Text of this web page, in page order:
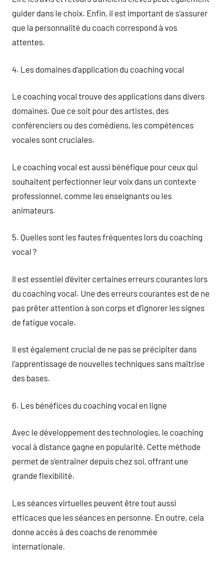
guider dans le choix. Enfin, il est important de s’assurer
que la personnalité du coach correspond à vos
attentes.
4. Les domaines d’application du coaching vocal
Le coaching vocal trouve des applications dans divers
domaines. Que ce soit pour des artistes, des
conférenciers ou des comédiens, les compétences
vocales sont cruciales.
Le coaching vocal est aussi bénéfique pour ceux qui
souhaitent perfectionner leur voix dans un contexte
professionnel, comme les enseignants ou les
animateurs.
5. Quelles sont les fautes fréquentes lors du coaching
vocal ?
Il est essentiel d’éviter certaines erreurs courantes lors
du coaching vocal. Une des erreurs courantes est de ne
pas prêter attention à son corps et d’ignorer les signes
de fatigue vocale.
Il est également crucial de ne pas se précipiter dans
l’apprentissage de nouvelles techniques sans maîtrise
des bases.
6. Les bénéfices du coaching vocal en ligne
Avec le développement des technologies, le coaching
vocal à distance gagne en popularité. Cette méthode
permet de s’entraîner depuis chez soi, offrant une
grande flexibilité.
Les séances virtuelles peuvent être tout aussi
efficaces que les séances en personne. En outre, cela
donne accès à des coachs de renommée
internationale.